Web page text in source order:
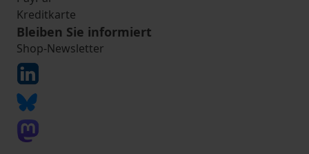
Kreditkarte
Bleiben Sie informiert
Shop-Newsletter